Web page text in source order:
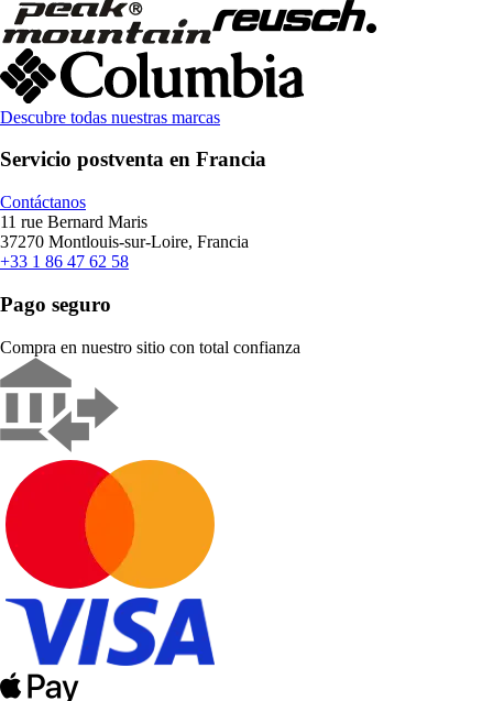
Descubre todas nuestras marcas
Servicio postventa en Francia
Contáctanos
11 rue Bernard Maris
37270 Montlouis-sur-Loire, Francia
+33 1 86 47 62 58
Pago seguro
Compra en nuestro sitio con total confianza